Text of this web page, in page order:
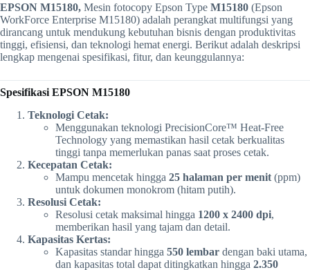
EPSON M15180, Mesin fotocopy Epson Type M15180 (Epson
WorkForce Enterprise M15180) adalah perangkat multifungsi yang
dirancang untuk mendukung kebutuhan bisnis dengan produktivitas
tinggi, efisiensi, dan teknologi hemat energi. Berikut adalah deskripsi
lengkap mengenai spesifikasi, fitur, dan keunggulannya:
Spesifikasi EPSON M15180
Teknologi Cetak:
Menggunakan teknologi PrecisionCore™ Heat-Free
Technology yang memastikan hasil cetak berkualitas
tinggi tanpa memerlukan panas saat proses cetak.
Kecepatan Cetak:
Mampu mencetak hingga 25 halaman per menit (ppm)
untuk dokumen monokrom (hitam putih).
Resolusi Cetak:
Resolusi cetak maksimal hingga 1200 x 2400 dpi,
memberikan hasil yang tajam dan detail.
Kapasitas Kertas:
Kapasitas standar hingga 550 lembar dengan baki utama,
dan kapasitas total dapat ditingkatkan hingga 2.350